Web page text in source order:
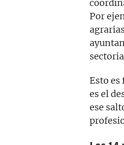
Por
Esto
es el
ese